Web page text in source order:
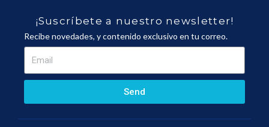
¡Suscríbete a nuestro newsletter!
Recibe novedades, y contenido exclusivo en tu correo.
Send